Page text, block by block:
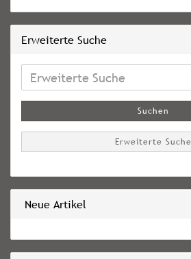
Erweiterte Suche
Erweiterte
Suche
Suchen
Erweiterte Suche
Neue Artikel